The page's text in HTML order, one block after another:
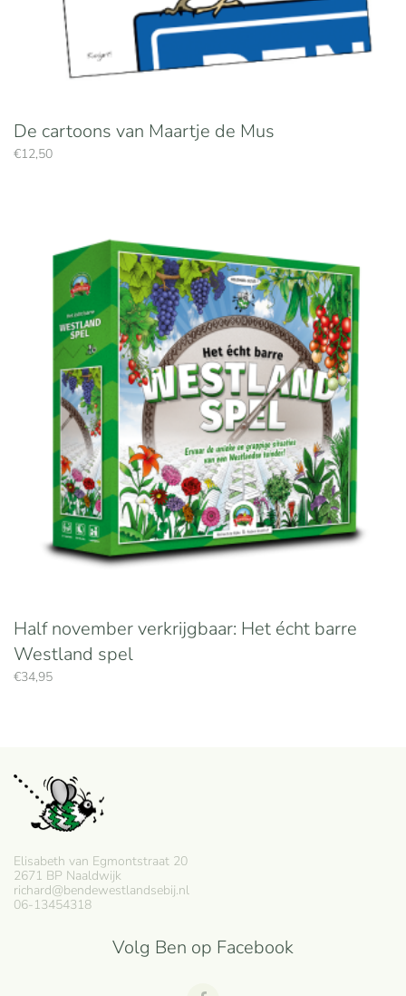
De cartoons van Maartje de Mus
€12,50
Half november verkrijgbaar: Het écht barre
Westland spel
€34,95
Elisabeth van Egmontstraat 20
2671 BP Naaldwijk
richard@bendewestlandsebij.nl
06-13454318
Volg Ben op Facebook